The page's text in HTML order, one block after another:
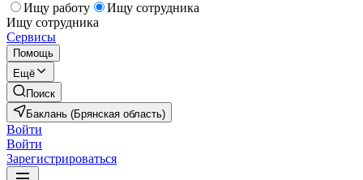
Ищу работу
Ищу сотрудника
Ищу сотрудника
Сервисы
Помощь
Ещё
Поиск
Баклань (Брянская область)
Войти
Войти
Зарегистрироваться